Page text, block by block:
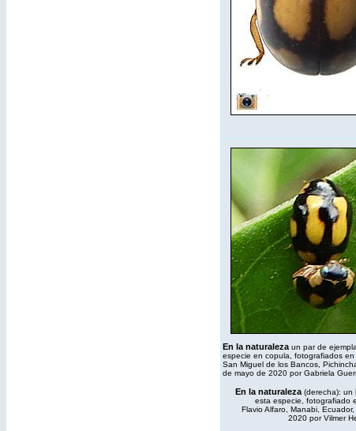
En la naturaleza un par de
especie en copula, fotografiados en
San Miguel de los Bancos,
de mayo de 2020 por Gabriela
En la naturaleza(derecha): un
esta especie, fotografiado
Flavio Alfaro, Manabi,
2020 por Vilmer